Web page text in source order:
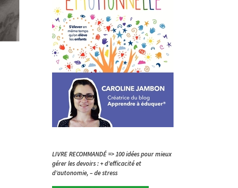
LIVRE RECOMMANDÉ => 100 idées pour mieux
gérer les devoirs : + d’efficacité et
d’autonomie, – de stress